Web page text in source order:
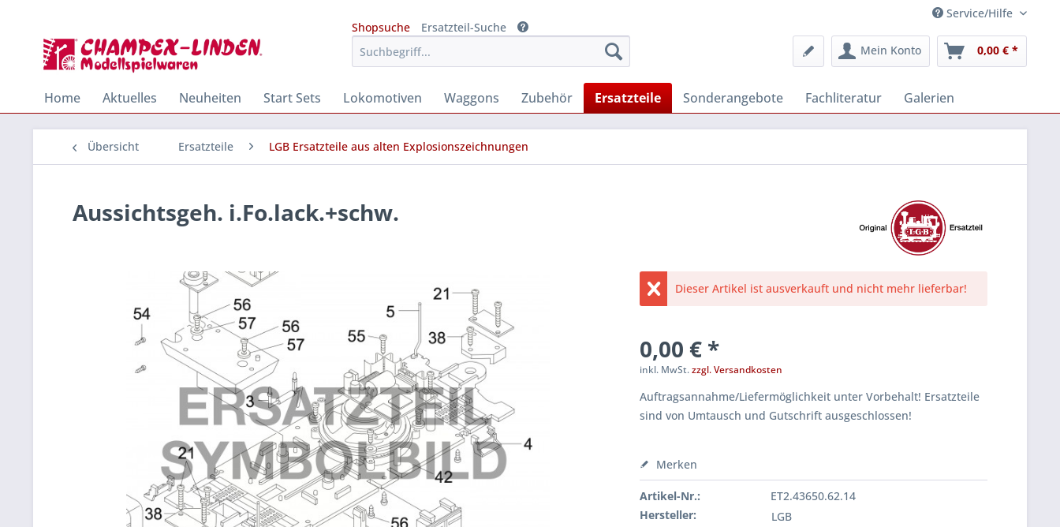
Service/Hilfe
Shopsuche
Ersatzteil-Suche
Mein Konto
0,00 € *
Home Aktuelles Neuheiten Start Sets Lokomotiven Waggons Zubehör Ersatzteile Sonderangebote Fachliteratur Galerien
Übersicht Ersatzteile LGB Ersatzteile aus alten Explosionszeichnungen
Aussichtsgeh. i.Fo.lack.+schw.
Dieser Artikel ist ausverkauft und nicht mehr lieferbar!
0,00 € *
inkl. MwSt.zzgl. Versandkosten
Auftragsannahme/Liefermöglichkeit unter Vorbehalt! Ersatzteile
sind von Umtausch und Gutschrift ausgeschlossen!
Merken
Artikel-Nr.:
ET2.43650.62.14
Hersteller:
LGB